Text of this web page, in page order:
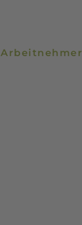
Arbeitnehmer